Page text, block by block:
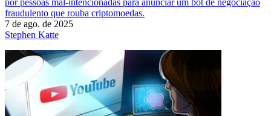
por pessoas mal-intencionadas para anunciar um bot de negociação
fraudulento que rouba criptomoedas.
7 de ago. de 2025
Stephen Katte